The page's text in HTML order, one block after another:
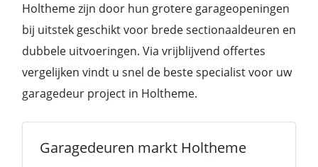
Holtheme zijn door hun grotere garageopeningen
bij uitstek geschikt voor brede sectionaaldeuren en
dubbele uitvoeringen. Via vrijblijvend offertes
vergelijken vindt u snel de beste specialist voor uw
garagedeur project in Holtheme.
Garagedeuren markt Holtheme